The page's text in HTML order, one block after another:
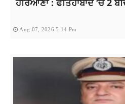
Aug 07, 2026 5:14 Pm